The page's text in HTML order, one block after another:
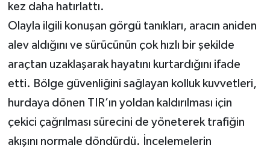
kez daha hatırlattı.
Olayla ilgili konuşan görgü tanıkları, aracın aniden
alev aldığını ve sürücünün çok hızlı bir şekilde
araçtan uzaklaşarak hayatını kurtardığını ifade
etti. Bölge güvenliğini sağlayan kolluk kuvvetleri,
hurdaya dönen TIR’ın yoldan kaldırılması için
çekici çağrılması sürecini de yöneterek trafiğin
akışını normale döndürdü. İncelemelerin